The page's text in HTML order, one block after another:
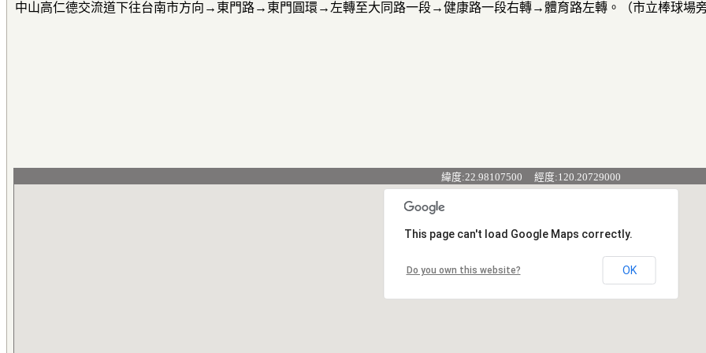
中山高仁德交流道下往台南市方向→東門路→東門圓環→左轉至大同路一段→健康路一段右轉→體育路左轉。（市立棒球場
緯度:22.98107500 經度:120.20729000
This page can't load Google Maps correctly.
Do you own this website? OK